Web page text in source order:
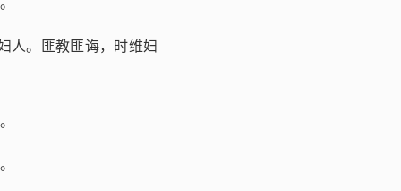
。
人。匪教匪诲，时维妇
。
。